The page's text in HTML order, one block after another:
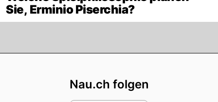
Sie, Erminio Piserchia?
Nau.ch folgen